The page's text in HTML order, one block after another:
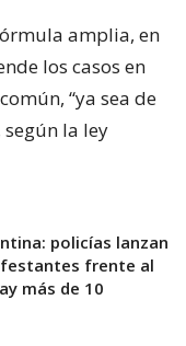
amplia, en
los casos en
“ya sea de
la ley
policías lanzan
frente al
más de 10